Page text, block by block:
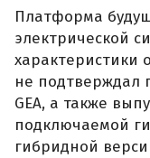
Платформа
электрической
характеристики
не подтверждал
GEA, а также
подключаемой
гибридной